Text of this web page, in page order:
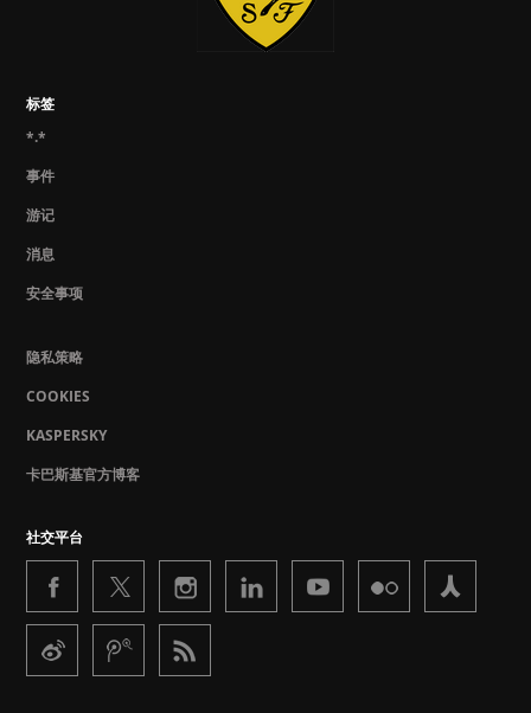
标签
*.*
事件
游记
消息
安全事项
隐私策略
COOKIES
KASPERSKY
卡巴斯基官方博客
社交平台